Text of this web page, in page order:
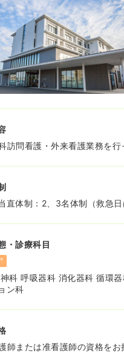
訪問看護・外来看護業務を行
直体制：2、3名体制（救急日
・診療科目
科 呼吸器科 消化器科 循環
ン科
師または准看護師の資格をお